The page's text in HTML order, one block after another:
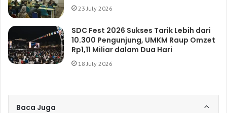
23 July 2026
SDC Fest 2026 Sukses Tarik Lebih dari
10.300 Pengunjung, UMKM Raup Omzet
Rp1,11 Miliar dalam Dua Hari
18 July 2026
Baca Juga